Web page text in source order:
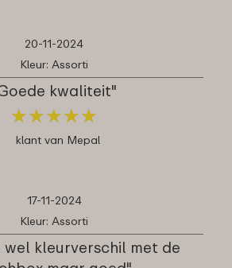
20-11-2024
Kleur: Assorti
kwaliteit"
★★★★★
★★★★★
klant van Mepal
17-11-2024
Kleur: Assorti
wel kleurverschil met de